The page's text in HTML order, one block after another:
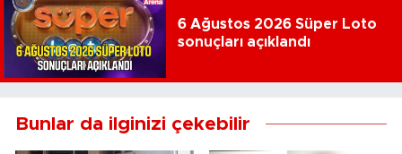
6 Ağustos 2026 Süper Loto
sonuçları açıklandı
Bunlar da ilginizi çekebilir